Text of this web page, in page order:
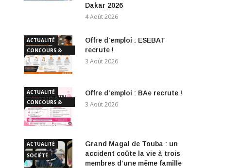
Dakar 2026
4 Août 2026
ACTUALITÉ
CONCOURS &
EMPLOI
Offre d’emploi : ESEBAT
recrute !
3 Août 2026
ACTUALITÉ
CONCOURS &
EMPLOI
Offre d’emploi : BAe recrute !
3 Août 2026
ACTUALITÉ
SOCIÉTÉ
Grand Magal de Touba : un
accident coûte la vie à trois
membres d’une même famille